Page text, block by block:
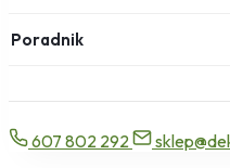
Poradnik
607 802 292